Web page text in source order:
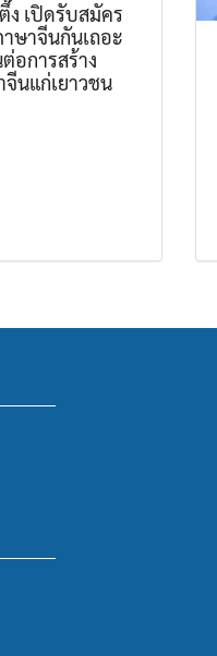
ง เปิดรับสมัคร
ษาจีนกันเถอะ
อการสร้าง
นแก่เยาวชน